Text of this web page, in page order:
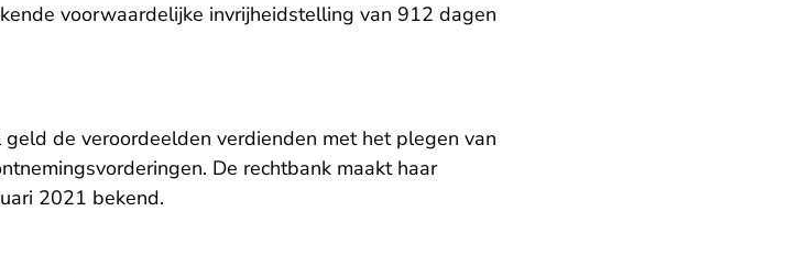
voorwaardelijke invrijheidstelling van 912 dagen
geld de veroordeelden verdienden met het plegen van
De rechtbank maakt haar
2021 bekend.